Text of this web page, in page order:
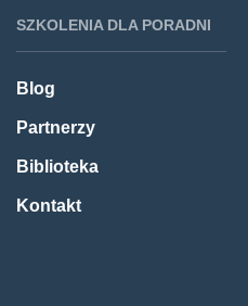
SZKOLENIA DLA PORADNI
Blog
Partnerzy
Biblioteka
Kontakt